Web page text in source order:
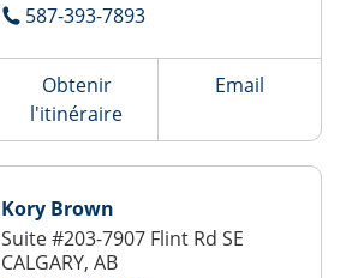
587-393-7893
Obtenir
l'itinéraire
Email
Kory Brown
Suite #203-7907 Flint Rd SE
CALGARY, AB